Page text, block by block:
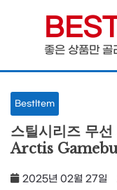
content
좋은 상품만 골
BestItem
스틸시리즈 무
Arctis
2025년 02월 27일